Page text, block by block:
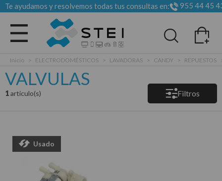
Te ayudamos y resolvemos todas tus consultas en: 955 44 45
Todas las categorias
Inicio > ELECTRODOMÉSTICOS > LAVADORAS > CANDY > REPUESTOS
VALVULAS
1articulo(s) Filtros
Usado